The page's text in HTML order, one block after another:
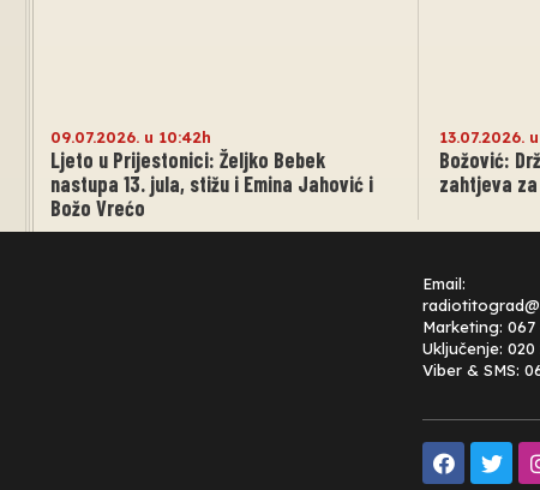
09.07.2026. u 10:42h
Ljeto u Prijestonici: Željko Bebek
nastupa 13. jula, stižu i Emina Jahović i
Božo Vrećo
13.07.2026.
Božović:
zahtjeva
Email:
Marketing: 067
Uključenje: 020
Viber & SMS: